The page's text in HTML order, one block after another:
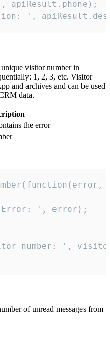
apiResult.phone);
',
visitor number in
1, 2, 3, etc. Visitor
and archives and can be used
data.
the error
', error);
number: ',
of unread messages from